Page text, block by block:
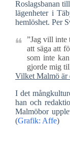
Roslagsbanan
lägenheter i
hemlöshet. Per
”Jag vill inte
att säga att
som inte
gjorde mig
Vilket Malmö är
I det
han och
Malmöbor
(Grafik: Affe)